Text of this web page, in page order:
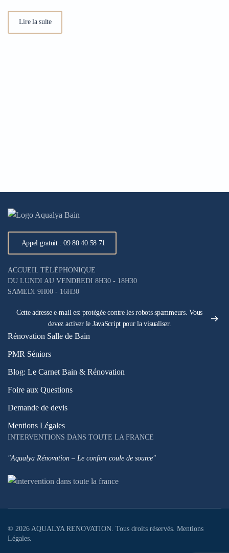
Lire la suite
Appel gratuit : 09 80 40 58 71
ACCUEIL TÉLÉPHONIQUE
DU LUNDI AU VENDREDI 8H30 - 18H30
SAMEDI 9H00 - 16H30
Cette adresse e-mail est protégée contre les robots spammeurs. Vous
devez activer le JavaScript pour la visualiser.
Rénovation Salle de Bain
PMR Séniors
Blog: Le Carnet Bain & Rénovation
Foire aux Questions
Demande de devis
Mentions Légales
INTERVENTIONS DANS TOUTE LA FRANCE
"Aqualya Rénovation – Le confort coule de source"
© 2026 AQUALYA RENOVATION. Tous droits réservés. Mentions
Légales